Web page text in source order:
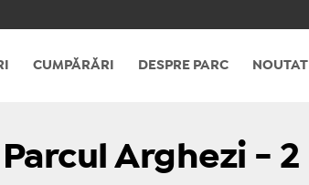
CUMPĂRĂRI DESPRE PARC NOUTATI
Arghezi - 2